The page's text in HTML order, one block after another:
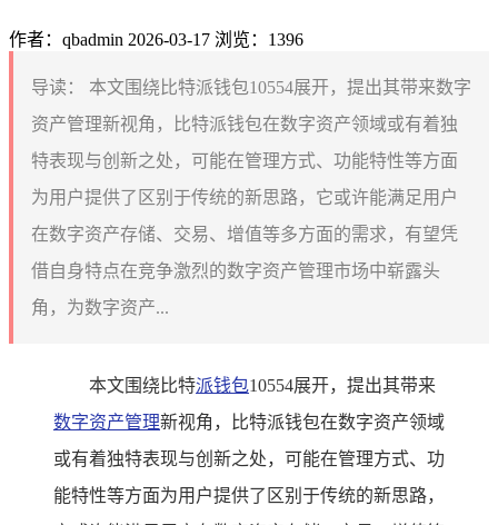
作者：qbadmin 2026-03-17 浏览：1396
导读：
本文围绕比特派钱包10554展开，提出其带来数字
资产管理新视角，比特派钱包在数字资产领域或有着独
特表现与创新之处，可能在管理方式、功能特性等方面
为用户提供了区别于传统的新思路，它或许能满足用户
在数字资产存储、交易、增值等多方面的需求，有望凭
借自身特点在竞争激烈的数字资产管理市场中崭露头
角，为数字资产...
本文围绕比特派钱包10554展开，提出其带来
数字资产管理新视角，比特派钱包在数字资产领域
或有着独特表现与创新之处，可能在管理方式、功
能特性等方面为用户提供了区别于传统的新思路，